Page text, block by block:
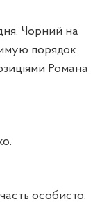
Чорний на
порядок
Романа
особисто.